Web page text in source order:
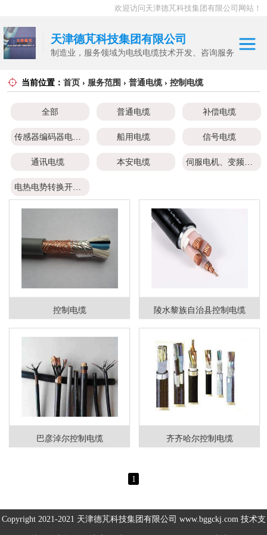
欢迎访问天津德芃科技集团有限公司网站！
天津德芃科技集团有限公司
制造业，服务领域为电线电缆技术开发、咨询服务
当前位置： 首页 › 服务范围 › 普通电缆› 控制电缆
全部 普通电缆 补偿电缆
船用电缆 信号电缆
通讯电缆 本安电缆
控制电缆 陵水黎族自治县控制电缆
巴彦淖尔控制电缆 齐齐哈尔控制电缆
1
Copyright 2021-2021 天津德芃科技集团有限公司 www.bggckj.com 技术支
普通电缆
补偿电缆
传感器编码器电
信号电缆
本安电缆
伺服电机、变频
电缆
电热电势转换开
电力电缆
控制电缆
高温电缆